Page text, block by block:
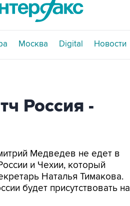
Москва Digital Новости
Россия -
Медведев не едет в
и Чехии, который
Наталья Тимакова.
будет присутствовать на